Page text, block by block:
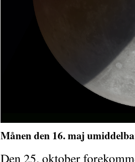
Månen den 16. maj
Den 25. oktober